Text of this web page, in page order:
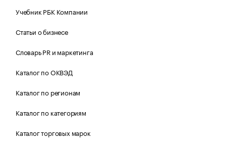
Учебник РБК Компании
Статьи о бизнесе
Словарь PR и маркетинга
Каталог по ОКВЭД
Каталог по регионам
Каталог по категориям
Каталог торговых марок